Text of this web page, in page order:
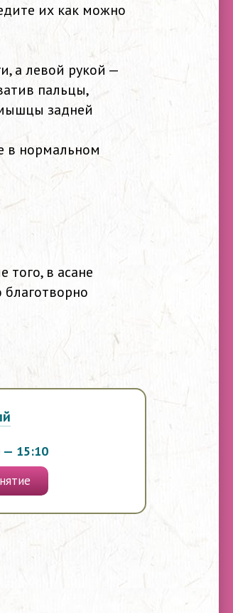
их как можно
а левой рукой —
пальцы,
задней
в нормальном
того, в асане
— 15:10